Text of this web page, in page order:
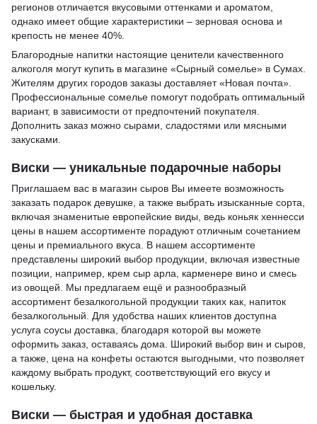
регионов отличается вкусовыми оттенками и ароматом,
однако имеет общие характеристики – зерновая основа и
крепость не менее 40%.
Благородные напитки настоящие ценители качественного
алкоголя могут купить в магазине «Сырный сомелье» в Сумах.
Жителям других городов заказы доставляет «Новая почта».
Профессиональные сомелье помогут подобрать оптимальный
вариант, в зависимости от предпочтений покупателя.
Дополнить заказ можно сырами, сладостями или мясными
закусками.
Виски — уникальные подарочные наборы
Приглашаем вас в магазин сыров Вы имеете возможность
заказать подарок девушке , а также выбрать изысканные сорта,
включая знаменитые европейские виды, ведь коньяк хеннесси
цены в нашем ассортименте порадуют отличным сочетанием
цены и премиального вкуса. В нашем ассортименте
представлены широкий выбор продукции, включая известные
позиции, например, крем сыр арла карменере вино и смесь
из овощей . Мы предлагаем ещё и разнообразный
ассортимент безалкогольной продукции таких как, напиток
безалкогольный . Для удобства наших клиентов доступна
услуга соусы доставка , благодаря которой вы можете
оформить заказ, оставаясь дома. Широкий выбор вин и сыров,
а также, цена на конфеты остаются выгодными, что позволяет
каждому выбрать продукт, соответствующий его вкусу и
кошельку.
Виски — быстрая и удобная доставка